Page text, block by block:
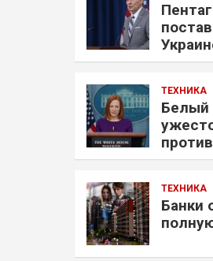
ТЕХНИКА
Белый
ТЕХНИКА
Банки